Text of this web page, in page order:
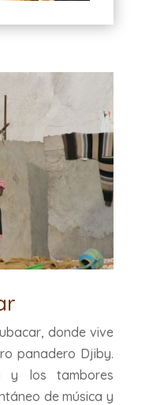
donde vive
panadero Djiby.
y los tambores
de música y